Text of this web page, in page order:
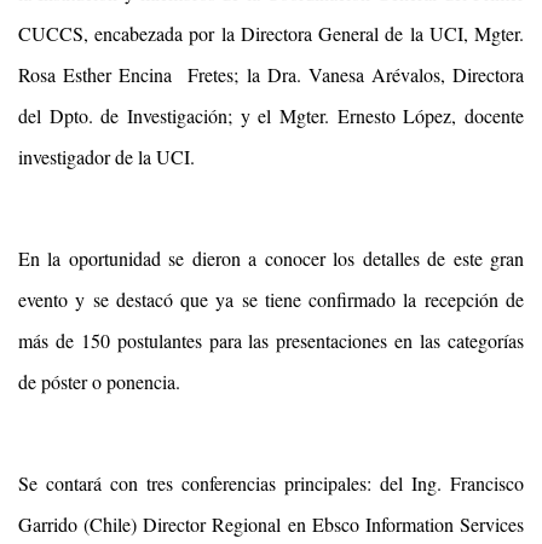
CUCCS, encabezada por la Directora General de la UCI, Mgter.
Rosa Esther Encina Fretes; la Dra. Vanesa Arévalos, Directora
del Dpto. de Investigación; y el Mgter. Ernesto López, docente
investigador de la UCI.
En la oportunidad se dieron a conocer los detalles de este gran
evento y se destacó que ya se tiene confirmado la recepción de
más de 150 postulantes para las presentaciones en las categorías
de póster o ponencia.
Se contará con tres conferencias principales: del Ing. Francisco
Garrido (Chile) Director Regional en Ebsco Information Services